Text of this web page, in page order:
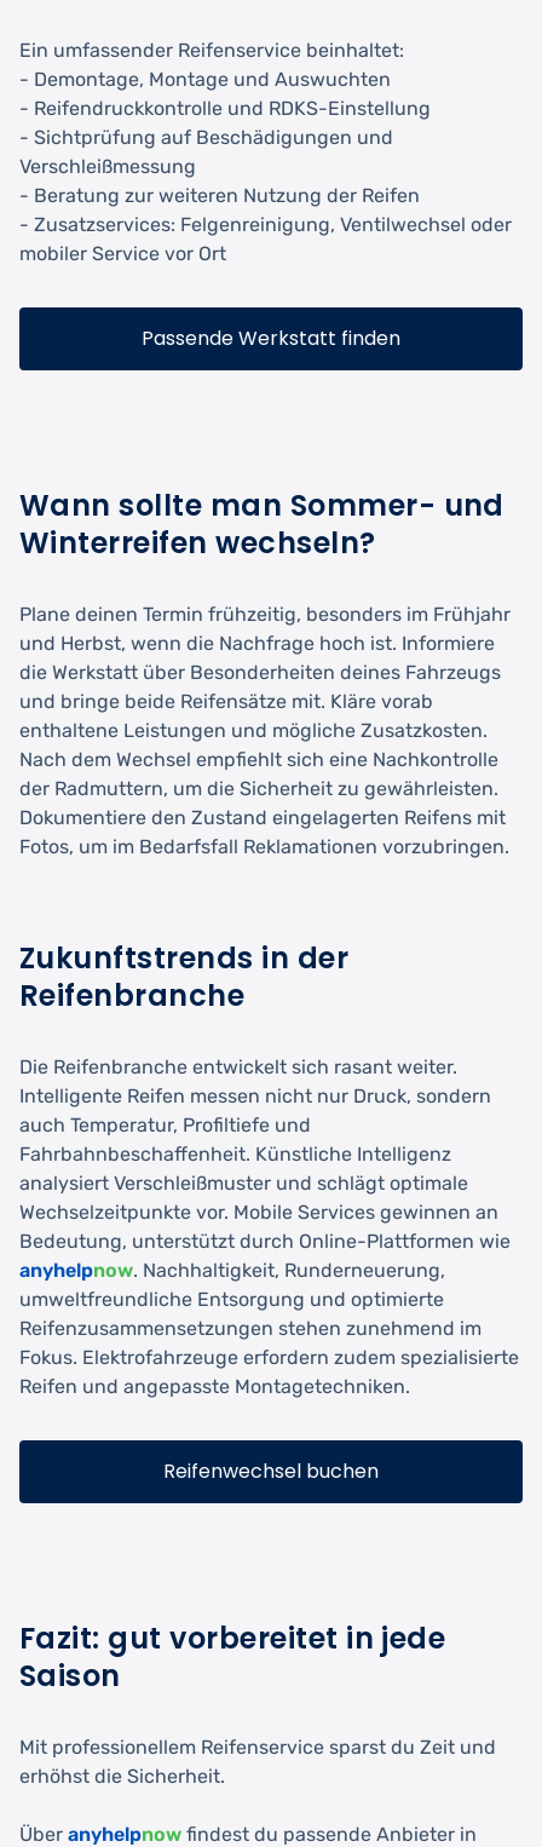
Ein umfassender Reifenservice beinhaltet:
- Demontage, Montage und Auswuchten
- Reifendruckkontrolle und RDKS-Einstellung
- Sichtprüfung auf Beschädigungen und
Verschleißmessung
- Beratung zur weiteren Nutzung der Reifen
- Zusatzservices: Felgenreinigung, Ventilwechsel oder
mobiler Service vor Ort
Passende Werkstatt finden
Wann sollte man Sommer- und
Winterreifen wechseln?
Plane deinen Termin frühzeitig, besonders im Frühjahr
und Herbst, wenn die Nachfrage hoch ist. Informiere
die Werkstatt über Besonderheiten deines Fahrzeugs
und bringe beide Reifensätze mit. Kläre vorab
enthaltene Leistungen und mögliche Zusatzkosten.
Nach dem Wechsel empfiehlt sich eine Nachkontrolle
der Radmuttern, um die Sicherheit zu gewährleisten.
Dokumentiere den Zustand eingelagerten Reifens mit
Fotos, um im Bedarfsfall Reklamationen vorzubringen.
Zukunftstrends in der
Reifenbranche
Die Reifenbranche entwickelt sich rasant weiter.
Intelligente Reifen messen nicht nur Druck, sondern
auch Temperatur, Profiltiefe und
Fahrbahnbeschaffenheit. Künstliche Intelligenz
analysiert Verschleißmuster und schlägt optimale
Wechselzeitpunkte vor. Mobile Services gewinnen an
Bedeutung, unterstützt durch Online-Plattformen wie
anyhelpnow. Nachhaltigkeit, Runderneuerung,
umweltfreundliche Entsorgung und optimierte
Reifenzusammensetzungen stehen zunehmend im
Fokus. Elektrofahrzeuge erfordern zudem spezialisierte
Reifen und angepasste Montagetechniken.
Reifenwechsel buchen
Fazit: gut vorbereitet in jede
Saison
Mit professionellem Reifenservice sparst du Zeit und
erhöhst die Sicherheit.
Über anyhelpnow findest du passende Anbieter in